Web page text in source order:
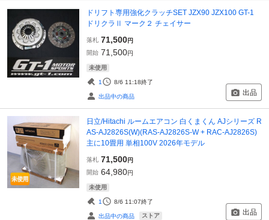
ドリフト専用強化クラッチSET JZX90 JZX100 GT-1
ドリクラⅡ マーク２ チェイサー
落札 71,500円
開始 71,500円
未使用
1 8/6 11:18終了
出品中の商品 出品
日立/Hitachi ルームエアコン 白くまくん AJシリーズ R
AS-AJ2826S(W)(RAS-AJ2826S-W + RAC-AJ2826S)
主に10畳用 単相100V 2026年モデル
落札 71,500円
開始 64,980円
未使用
1 8/6 11:07終了
出品中の商品 ストア 出品